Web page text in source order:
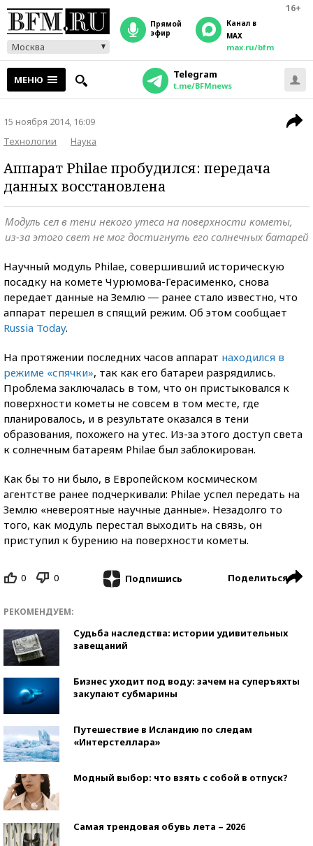
16+
Москва
прямой
эфир
Канал в
MAX
max.ru/bfm
МЕНЮ Telegram
t.me/BFMnews
15 ноября 2014, 16:09
Технологии
Наука
Аппарат Philae пробудился: передача
данных восстановлена
Модуль сел в тени некого утеса на поверхности кометы,
из-за этого свет не мог достигнуть его солнечных батарей
Научный модуль Philae, совершивший историческую
посадку на комете Чурюмова-Герасименко, снова
передает данные на Землю ― ранее стало известно, что
аппарат перешел в спящий режим. Об этом сообщает
Russia Today.
На протяжении последних часов аппарат находился в
режиме «спячки», так как его батареи разрядились.
Проблема заключалась в том, что он пристыковался к
поверхности кометы не совсем в том месте, где
планировалось, и в результате оказался в тени
образования, похожего на утес. Из-за этого доступ света
к солнечным батареям Philae был заблокирован.
Как бы то ни было, в Европейском космическом
агентстве ранее подчеркивали: Philae успел передать на
Землю «невероятные научные данные». Незадолго то
того, как модуль перестал выходить на связь, он
приступил к бурению на поверхности кометы.
0 0 Подпишись Поделиться
РЕКОМЕНДУЕМ:
Судьба наследства: истории удивительных
завещаний
Бизнес уходит под воду: зачем на суперъяхты
закупают субмарины
Путешествие в Исландию по следам
«Интерстеллара»
Модный выбор: что взять с собой в отпуск?
Самая трендовая обувь лета – 2026